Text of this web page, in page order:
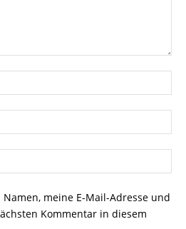
meine E-Mail-Adresse und
Kommentar in diesem